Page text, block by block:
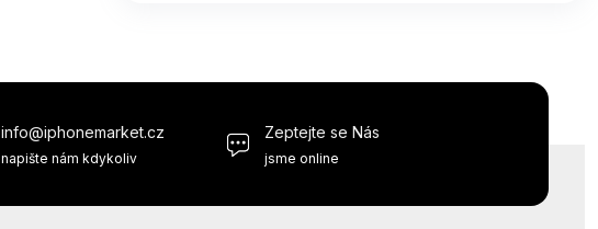
info@iphonemarket.cz
napište nám kdykoliv
Zeptejte se Nás
jsme online